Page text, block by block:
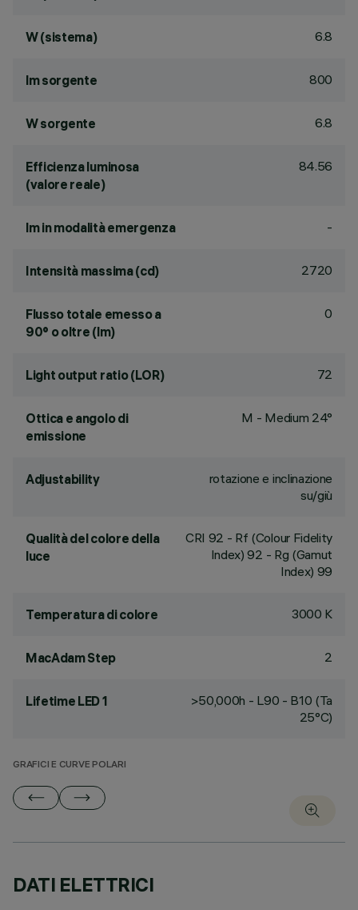
W (sistema) 6.8
lm sorgente 800
W sorgente 6.8
Efficienza luminosa
(valore reale)
84.56
lm in modalità emergenza -
Intensità massima (cd) 2720
Flusso totale emesso a
90° o oltre (lm)
0
Light output ratio (LOR) 72
Ottica e angolo di
emissione
M - Medium 24°
Adjustability
rotazione e inclinazione
su/giù
Qualità del colore della
luce
CRI 92 - Rf (Colour Fidelity
Index) 92 - Rg (Gamut
Index) 99
Temperatura di colore 3000 K
MacAdam Step 2
Lifetime LED 1
>50,000h - L90 - B10 (Ta
25°C)
GRAFICI E CURVE POLARI
DATI ELETTRICI